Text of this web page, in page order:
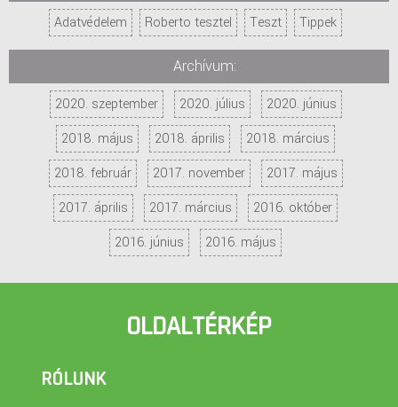
BLOG
CSAPATUNK
PARTNERPROGRAM
KAPCSOLAT
Adatvédelem Roberto tesztel Teszt Tippek
Archívum:
2020. szeptember 2020. július
2020. június
2018. május
2018. április
2018. március
2018. február
2017. november
2017. május
2017. április
2017. március
2016. október
2016. június
2016. május
OLDALTÉRKÉP
RÓLUNK